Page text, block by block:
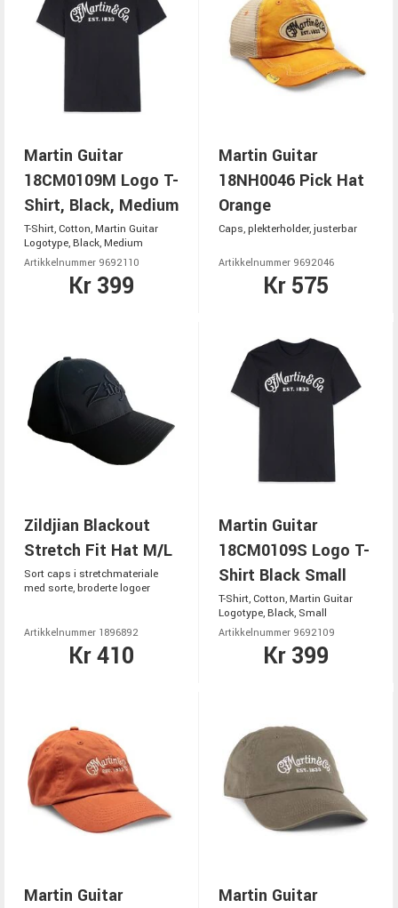
Martin Guitar
18CM0109M Logo T-
Shirt, Black, Medium
T-Shirt, Cotton, Martin Guitar
Logotype, Black, Medium
Artikkelnummer 9692110
Kr 399
Martin Guitar
18NH0046 Pick Hat
Orange
Caps, plekterholder, justerbar
Artikkelnummer 9692046
Kr 575
Zildjian Blackout
Stretch Fit Hat M/L
Sort caps i stretchmateriale
med sorte, broderte logoer
Artikkelnummer 1896892
Kr 410
Martin Guitar
18CM0109S Logo T-
Shirt Black Small
T-Shirt, Cotton, Martin Guitar
Logotype, Black, Small
Artikkelnummer 9692109
Kr 399
Martin Guitar
Martin Guitar